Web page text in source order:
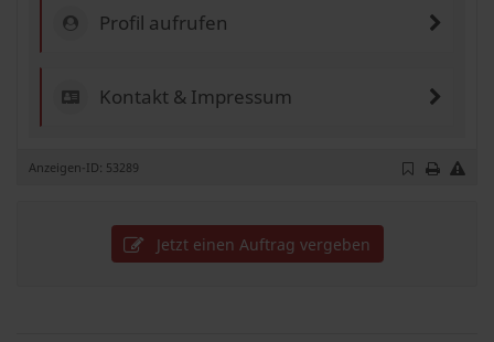
Profil aufrufen
Kontakt & Impressum
Anzeigen-ID: 53289
Jetzt einen Auftrag vergeben